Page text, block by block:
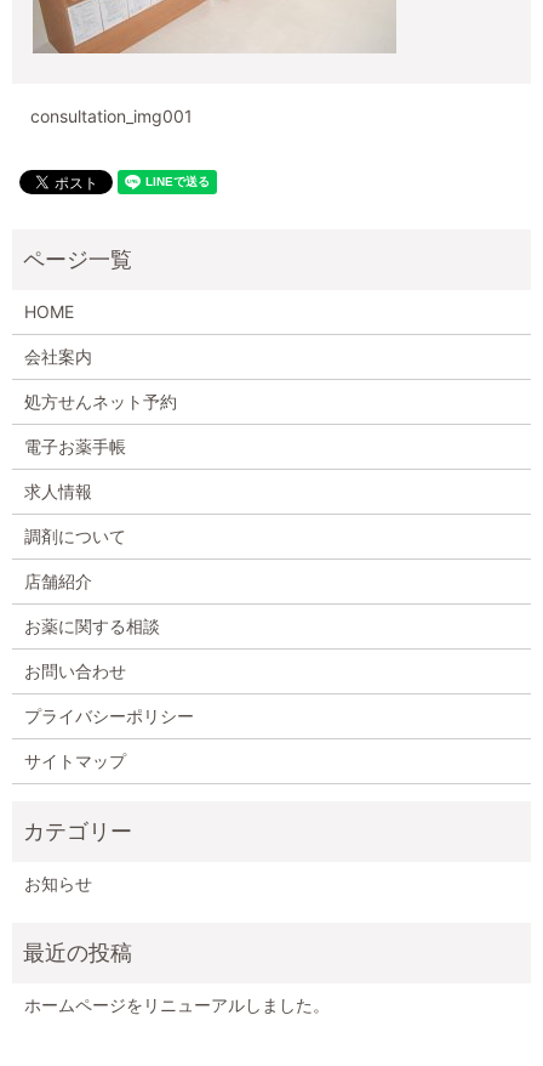
consultation_img001
HOME
会社案内
処方せんネット予約
電子お薬手帳
求人情報
調剤について
店舗紹介
お薬に関する相談
お問い合わせ
プライバシーポリシー
サイトマップ
お知らせ
ホームページをリニューアルしました。